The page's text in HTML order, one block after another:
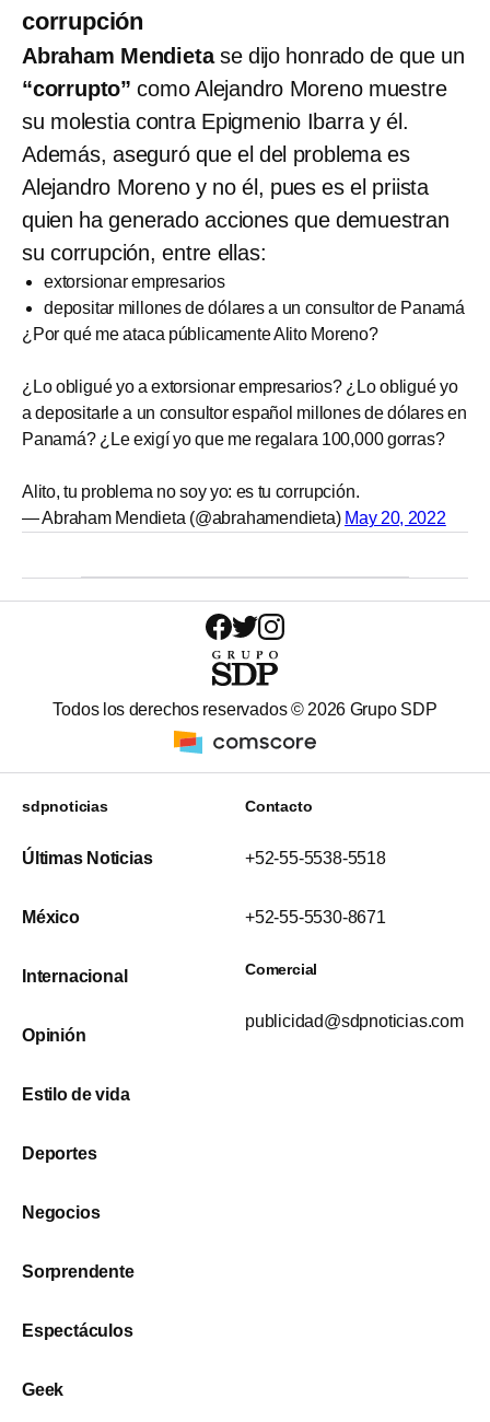
corrupción
Abraham Mendietase dijo honrado de que un
“corrupto” como Alejandro Moreno muestre
su molestia contra Epigmenio Ibarra y él.
Además, aseguró que el del problema es
Alejandro Moreno y no él, pues es el priista
quien ha generado acciones que demuestran
su corrupción, entre ellas:
extorsionar empresarios
depositar millones de dólares a un consultor de Panamá
¿Por qué me ataca públicamente Alito Moreno?
¿Lo obligué yo a extorsionar empresarios? ¿Lo obligué yo
a depositarle a un consultor español millones de dólares en
Panamá? ¿Le exigí yo que me regalara 100,000 gorras?
Alito, tu problema no soy yo: es tu corrupción.
— Abraham Mendieta (@abrahamendieta) May 20, 2022
Todos los derechos reservados © 2026 Grupo SDP
sdpnoticias
Últimas Noticias
México
Internacional
Opinión
Estilo de vida
Deportes
Negocios
Sorprendente
Espectáculos
Geek
Contacto
+52-55-5538-5518
+52-55-5530-8671
Comercial
publicidad@sdpnoticias.com